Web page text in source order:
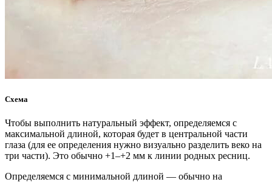
Схема
Чтобы выполнить натуральный эффект, определяемся с
максимальной длиной, которая будет в центральной части
глаза (для ее определения нужно визуально разделить веко на
три части). Это обычно +1–+2 мм к линии родных ресниц.
Определяемся с минимальной длиной — обычно на